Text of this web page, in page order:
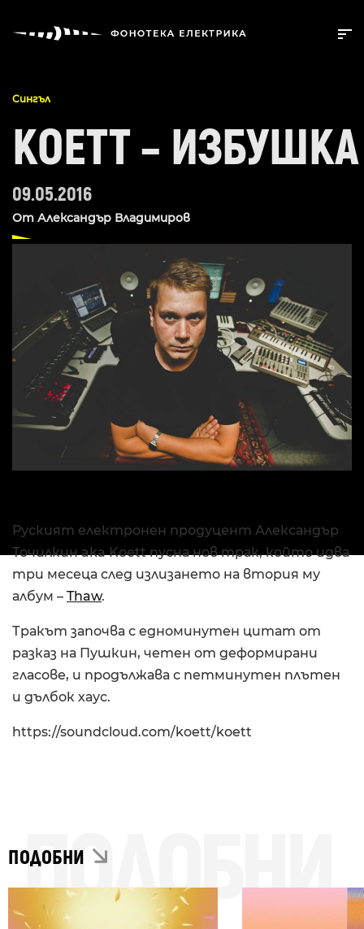
Сингъл
KOETT – ИЗБУШКА
09.05.2016
От Александър Владимиров
Руският електронен продуцент Александър
Точилкин aka Koett пусна нов трак, който идва
три месеца след излизането на втория му
албум – Thaw.
Тракът започва с едноминутен цитат от
разказ на Пушкин, четен от деформирани
гласове, и продължава с петминутен плътен
и дълбок хаус.
https://soundcloud.com/koett/koett
ПОДОБНИ
ПОДОБНИ